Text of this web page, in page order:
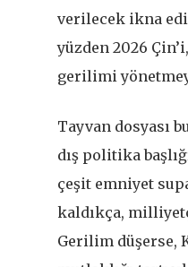
verilecek ikna
yüzden 2026 Çin’
gerilimi
Tayvan dosyası
dış politika
çeşit emniyet
kaldıkça,
Gerilim düşerse,